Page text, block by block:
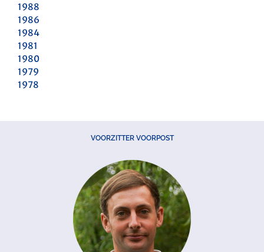
1988
1986
1984
1981
1980
1979
1978
VOORZITTER VOORPOST